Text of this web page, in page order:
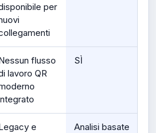
per
flusso
lavoro QR
SÌ
e
Analisi basate